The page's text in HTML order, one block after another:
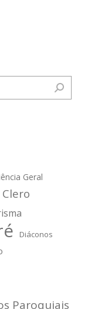
Geral
Clero
Diáconos
Paroquiais